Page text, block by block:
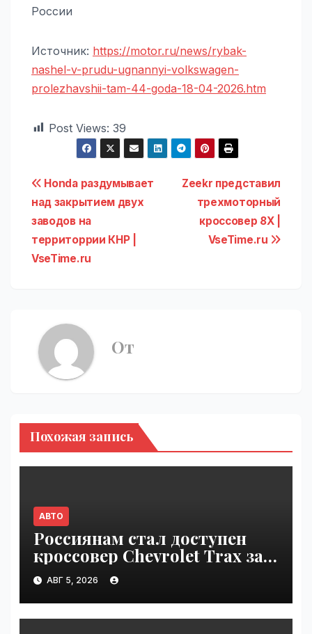
России
Источник: https://motor.ru/news/rybak-
nashel-v-prudu-ugnannyi-volkswagen-
prolezhavshii-tam-44-goda-18-04-2026.htm
Post Views: 39
Навигация
по
записям
Zeekr представил
трехмоторный
кроссовер 8X |
VseTime.ru
Honda раздумывает
над закрытием двух
заводов на
территоррии КНР |
VseTime.ru
От
Похожая запись
АВТО
Россиянам стал доступен
кроссовер Chevrolet Trax за
1,6 млн рублей | VseTime.ru
АВГ 5, 2026